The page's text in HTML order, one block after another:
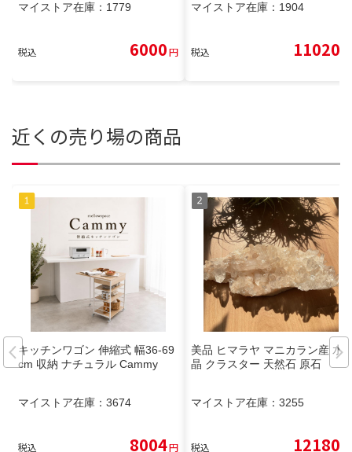
マイストア在庫： 1779
税込 6000円
マイストア在庫： 1904
税込 11020
近くの売り場の商品
キッチンワゴン 伸縮式 幅36-69
cm 収納 ナチュラル Cammy
マイストア在庫： 3674
税込 8004円
美品 ヒマラヤ マニカラン産 水
晶 クラスター 天然石 原石
マイストア在庫： 3255
税込 12180